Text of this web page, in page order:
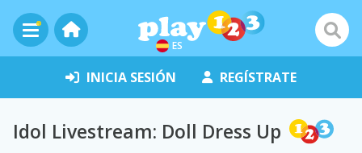
ES
INICIA SESIÓN REGÍSTRATE
Idol Livestream: Doll Dress Up